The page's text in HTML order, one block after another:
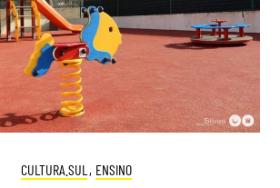
CULTURA.SUL , ENSINO